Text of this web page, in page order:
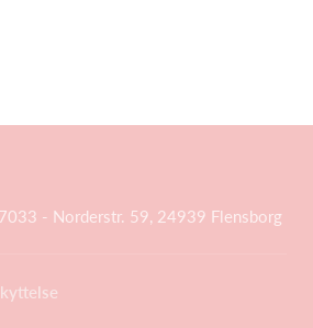
- Norderstr. 59, 24939 Flensborg